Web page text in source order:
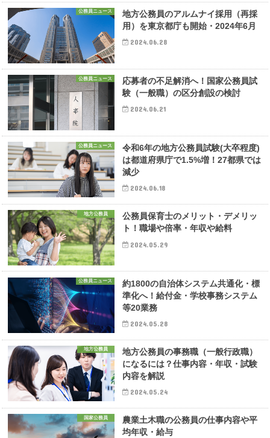
公務員ニュース
地方公務員のアルムナイ採用（再採
用）を東京都庁も開始・2024年6月
2024.06.28
公務員ニュース
応募者の不足解消へ！国家公務員試
験（一般職）の区分創設の検討
2024.06.21
公務員ニュース
令和6年の地方公務員試験(大卒程度)
は都道府県庁で1.5%増！27都県では
減少
2024.06.18
地方公務員
公務員保育士のメリット・デメリッ
ト！職場や倍率・年収や給料
2024.05.29
公務員ニュース
約1800の自治体システム共通化・標
準化へ！給付金・学校事務システム
等20業務
2024.05.28
地方公務員
地方公務員の事務職（一般行政職）
になるには？仕事内容・年収・試験
内容を解説
2024.05.24
国家公務員
農業土木職の公務員の仕事内容や平
均年収・給与